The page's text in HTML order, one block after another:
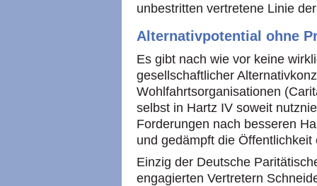
unbestritten vertretene Linie
Alternativpotential ohne
Es gibt nach wie vor keine
gesellschaftlicher
Wohlfahrtsorganisationen
selbst in Hartz IV soweit
Forderungen nach besseren
und gedämpft die Öffentlichkeit
Einzig der Deutsche
engagierten Vertretern